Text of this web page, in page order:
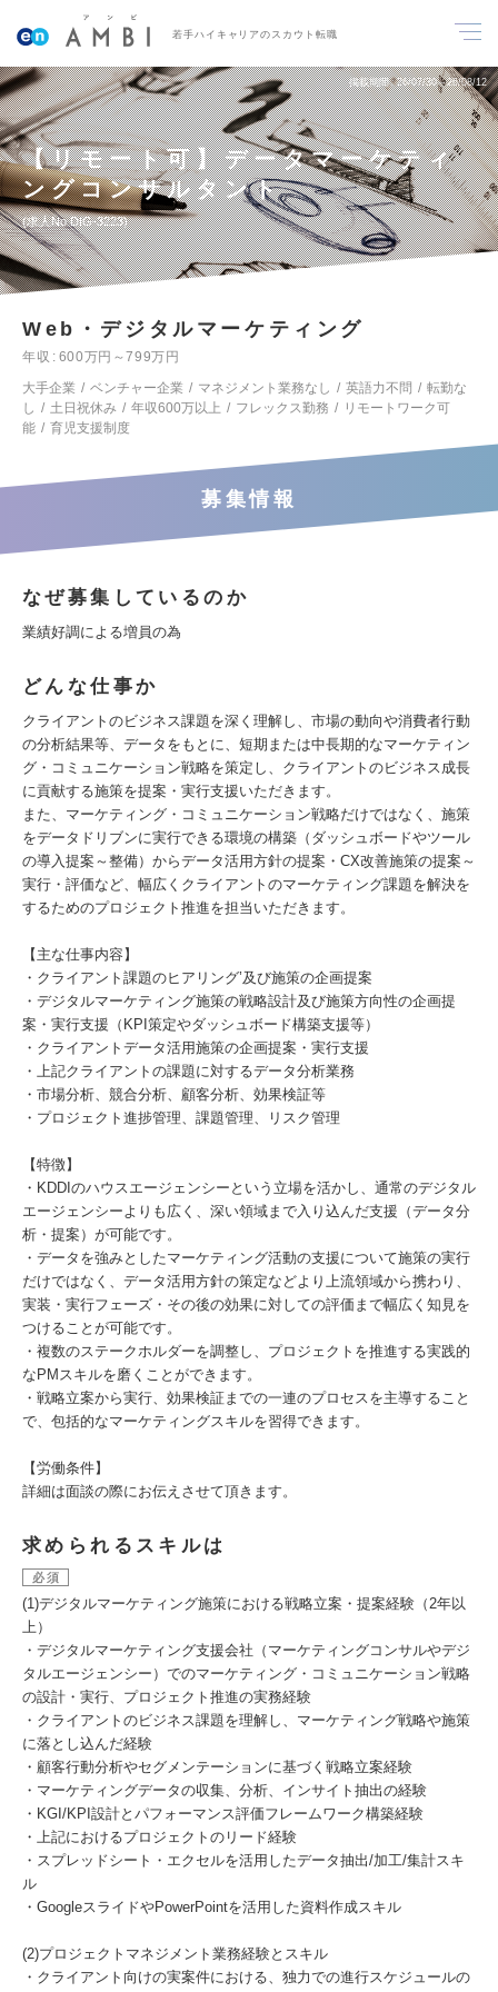
若手ハイキャリアのスカウト転職
掲載期間 26/07/30～26/08/12
【リモート可】データマーケティ
ングコンサルタント
求人No.DIG-3223
Web・デジタルマーケティング
年収
600万円～799万円
大手企業
ベンチャー企業 マネジメント業務なし 英語力不問
転勤な
し
土日祝休み 年収600万以上 フレックス勤務
リモートワーク可
能
育児支援制度
募集情報
なぜ募集しているのか
業績好調による増員の為
どんな仕事か
クライアントのビジネス課題を深く理解し、市場の動向や消費者行動
の分析結果等、データをもとに、短期または中長期的なマーケティン
グ・コミュニケーション戦略を策定し、クライアントのビジネス成長
に貢献する施策を提案・実行支援いただきます。
また、マーケティング・コミュニケーション戦略だけではなく、施策
をデータドリブンに実行できる環境の構築（ダッシュボードやツール
の導入提案～整備）からデータ活用方針の提案・CX改善施策の提案～
実行・評価など、幅広くクライアントのマーケティング課題を解決を
するためのプロジェクト推進を担当いただきます。
【主な仕事内容】
・クライアント課題のヒアリング’及び施策の企画提案
・デジタルマーケティング施策の戦略設計及び施策方向性の企画提
案・実行支援（KPI策定やダッシュボード構築支援等）
・クライアントデータ活用施策の企画提案・実行支援
・上記クライアントの課題に対するデータ分析業務
・市場分析、競合分析、顧客分析、効果検証等
・プロジェクト進捗管理、課題管理、リスク管理
【特徴】
・KDDIのハウスエージェンシーという立場を活かし、通常のデジタル
エージェンシーよりも広く、深い領域まで入り込んだ支援（データ分
析・提案）が可能です。
・データを強みとしたマーケティング活動の支援について施策の実行
だけではなく、データ活用方針の策定などより上流領域から携わり、
実装・実行フェーズ・その後の効果に対しての評価まで幅広く知見を
つけることが可能です。
・複数のステークホルダーを調整し、プロジェクトを推進する実践的
なPMスキルを磨くことができます。
・戦略立案から実行、効果検証までの一連のプロセスを主導すること
で、包括的なマーケティングスキルを習得できます。
【労働条件】
詳細は面談の際にお伝えさせて頂きます。
求められるスキルは
必須
(1)デジタルマーケティング施策における戦略立案・提案経験（2年以
上）
・デジタルマーケティング支援会社（マーケティングコンサルやデジ
タルエージェンシー）でのマーケティング・コミュニケーション戦略
の設計・実行、プロジェクト推進の実務経験
・クライアントのビジネス課題を理解し、マーケティング戦略や施策
に落とし込んだ経験
・顧客行動分析やセグメンテーションに基づく戦略立案経験
・マーケティングデータの収集、分析、インサイト抽出の経験
・KGI/KPI設計とパフォーマンス評価フレームワーク構築経験
・上記におけるプロジェクトのリード経験
・スプレッドシート・エクセルを活用したデータ抽出/加工/集計スキ
ル
・GoogleスライドやPowerPointを活用した資料作成スキル
(2)プロジェクトマネジメント業務経験とスキル
・クライアント向けの実案件における、独力での進行スケジュールの